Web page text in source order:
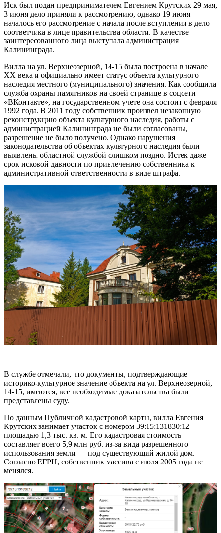
Иск был подан предпринимателем Евгением Крутских 29 мая,
3 июня дело приняли к рассмотрению, однако 19 июня
началось его рассмотрение с начала после вступления в дело
соответчика в лице правительства области. В качестве
заинтересованного лица выступала администрация
Калининграда.
Вилла на ул. Верхнеозерной, 14-15 была построена в начале
XX века и официально имеет статус объекта культурного
наследия местного (муниципального) значения. Как сообщила
служба охраны памятников на своей странице в соцсети
«ВКонтакте», на государственном учете она состоит с февраля
1992 года. В 2011 году собственник произвел незаконную
реконструкцию объекта культурного наследия, работы с
администрацией Калининграда не были согласованы,
разрешение не было получено. Однако нарушения
законодательства об объектах культурного наследия были
выявлены областной службой слишком поздно. Истек даже
срок исковой давности по привлечению собственника к
административной ответственности в виде штрафа.
В службе отмечали, что документы, подтверждающие
историко-культурное значение объекта на ул. Верхнеозерной,
14-15, имеются, все необходимые доказательства были
представлены суду.
По данным Публичной кадастровой карты, вилла Евгения
Крутских занимает участок с номером 39:15:131830:12
площадью 1,3 тыс. кв. м. Его кадастровая стоимость
составляет всего 5,9 млн руб. из-за вида разрешенного
использования земли — под существующий жилой дом.
Согласно ЕГРН, собственник массива с июля 2005 года не
менялся.